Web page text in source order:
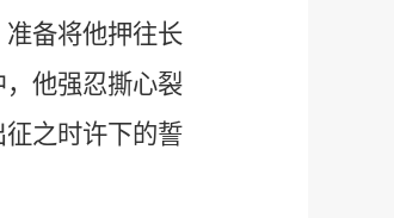
备将他押往长
他强忍撕心裂
之时许下的誓